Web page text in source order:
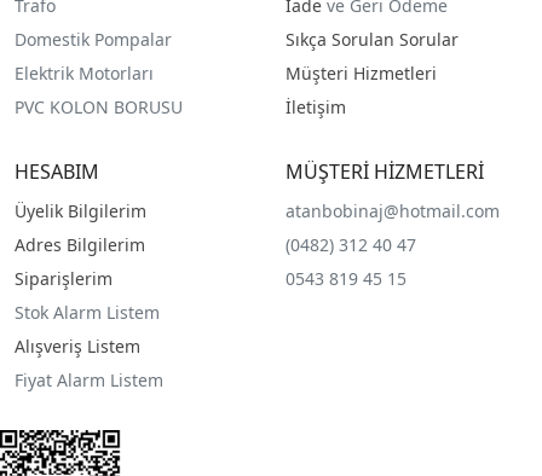
Trafo
Domestik Pompalar
Elektrik Motorları
PVC KOLON BORUSU
İade ve Geri Ödeme
Sıkça Sorulan Sorular
Müşteri Hizmetleri
İletişim
HESABIM
Üyelik Bilgilerim
Adres Bilgilerim
Siparişlerim
Stok Alarm Listem
Alışveriş Listem
Fiyat Alarm Listem
MÜŞTERİ HİZMETLERİ
atanbobinaj@hotmail.com
(0482) 312 40 47
0543 819 45 15